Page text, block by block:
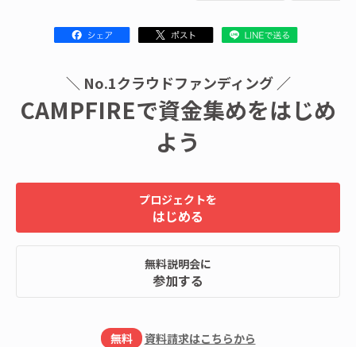
＼ No.1クラウドファンディング ／
CAMPFIREで資金集めをはじめ
よう
プロジェクトを
はじめる
無料説明会に
参加する
無料 資料請求はこちらから